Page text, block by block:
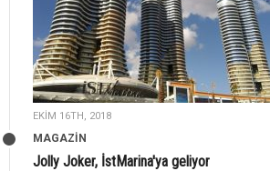
EKIM 16TH, 2018
MAGAZİN
Jolly Joker, İstMarina'ya geliyor